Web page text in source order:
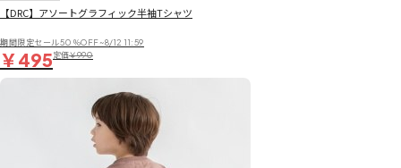
【DRC】アソートグラフィック半袖Tシャツ
期間限定セール50％OFF~8/12 11:59
￥495定価￥990